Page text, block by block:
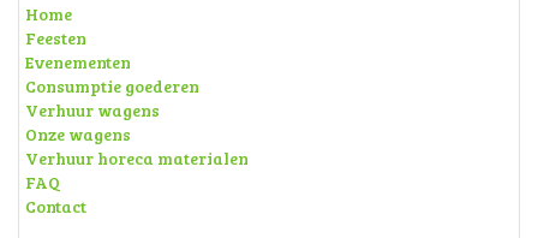
Home
Feesten
Evenementen
Consumptie goederen
Verhuur wagens
Onze wagens
Verhuur horeca materialen
FAQ
Contact